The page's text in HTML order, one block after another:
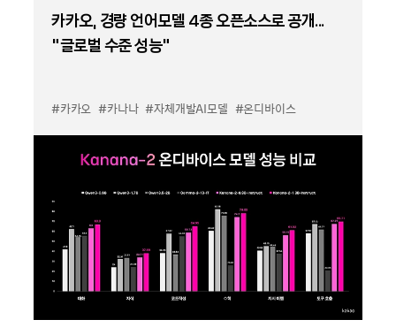
카카오, 경량 언어모델 4종 오픈소스로 공개...
“글로벌 수준 성능”
#카카오 #카나나 #자체개발AI모델 #온디바이스